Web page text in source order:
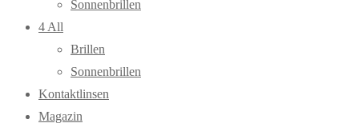
Sonnenbrillen
4 All
Brillen
Sonnenbrillen
Kontaktlinsen
Magazin